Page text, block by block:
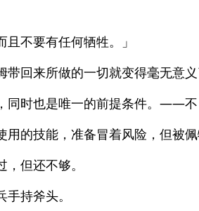
且不要有任何牺牲。」
回来所做的一切就变得毫无意义
同时也是唯一的前提条件。——不
的技能，准备冒着风险，但被佩
但还不够。
持斧头。